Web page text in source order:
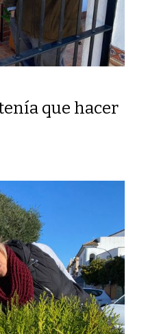
que hacer